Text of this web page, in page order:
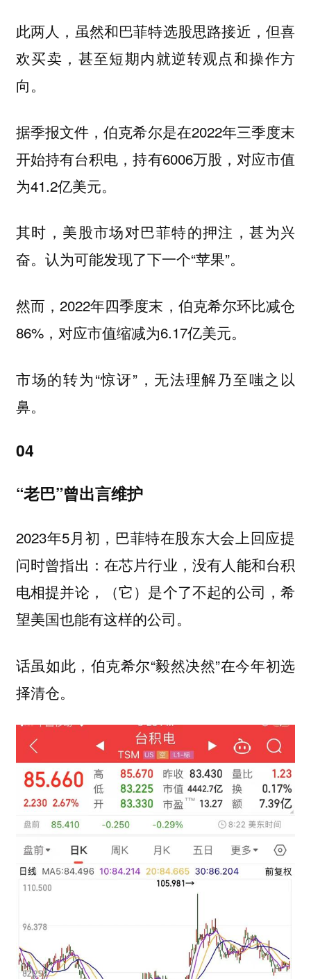
此两人，虽然和巴菲特选股思路接近，但喜
欢买卖，甚至短期内就逆转观点和操作方
向。
据季报文件，伯克希尔是在2022年三季度末
开始持有台积电，持有6006万股，对应市值
为41.2亿美元。
其时，美股市场对巴菲特的押注，甚为兴
奋。认为可能发现了下一个“苹果”。
然而，2022年四季度末，伯克希尔环比减仓
86%，对应市值缩减为6.17亿美元。
市场的转为“惊讶”，无法理解乃至嗤之以
鼻。
04
“老巴”曾出言维护
2023年5月初，巴菲特在股东大会上回应提
问时曾指出：在芯片行业，没有人能和台积
电相提并论，（它）是个了不起的公司，希
望美国也能有这样的公司。
话虽如此，伯克希尔“毅然决然”在今年初选
择清仓。